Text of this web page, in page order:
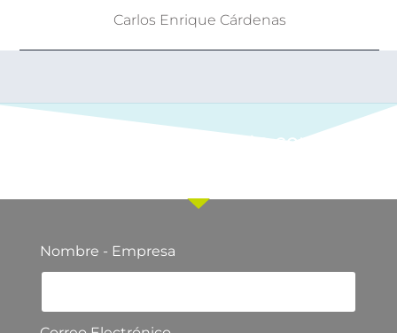
Carlos Enrique Cárdenas
Ponte en contacto con
Nombre - Empresa